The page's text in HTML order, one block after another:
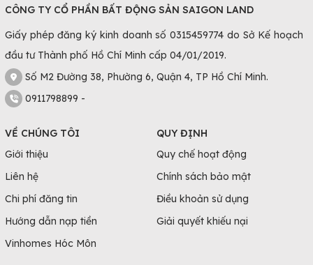
CÔNG TY CỔ PHẦN BẤT ĐỘNG SẢN SAIGON LAND
Giấy phép đăng ký kinh doanh số 0315459774 do Sở Kế hoạch
đầu tư Thành phố Hồ Chí Minh cấp 04/01/2019.
Số M2 Đường 38, Phường 6, Quận 4, TP Hồ Chí Minh.
0911798899 -
VỀ CHÚNG TÔI
Giới thiệu
Liên hệ
Chi phí đăng tin
Hướng dẫn nạp tiền
Vinhomes Hóc Môn
QUY ĐỊNH
Quy chế hoạt động
Chính sách bảo mật
Điều khoản sử dụng
Giải quyết khiếu nại